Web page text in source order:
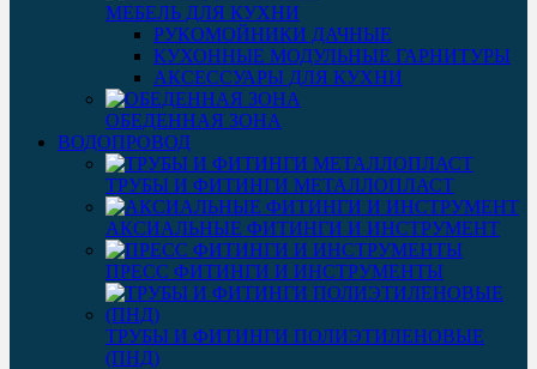
МЕБЕЛЬ ДЛЯ КУХНИ
РУКОМОЙНИКИ ДАЧНЫЕ
КУХОННЫЕ МОДУЛЬНЫЕ ГАРНИТУРЫ
АКСЕССУАРЫ ДЛЯ КУХНИ
ОБЕДЕННАЯ ЗОНА
ВОДОПРОВОД
ТРУБЫ И ФИТИНГИ МЕТАЛЛОПЛАСТ
АКСИАЛЬНЫЕ ФИТИНГИ И ИНСТРУМЕНТ
ПРЕСС ФИТИНГИ И ИНСТРУМЕНТЫ
ТРУБЫ И ФИТИНГИ ПОЛИЭТИЛЕНОВЫЕ
(ПНД)